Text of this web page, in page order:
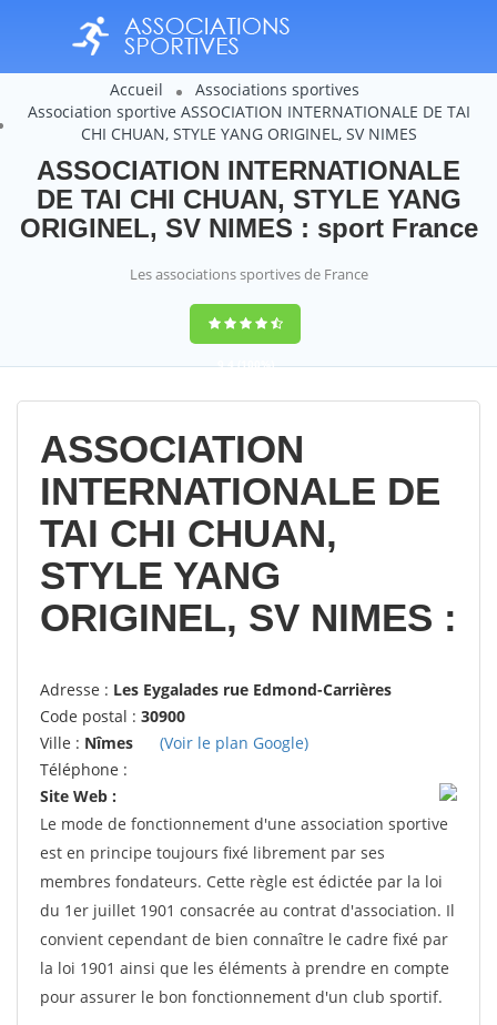
Accueil
Associations sportives
Association sportive ASSOCIATION INTERNATIONALE DE TAI
CHI CHUAN, STYLE YANG ORIGINEL, SV NIMES
ASSOCIATION INTERNATIONALE
DE TAI CHI CHUAN, STYLE YANG
ORIGINEL, SV NIMES : sport France
Les associations sportives de France
9,4(100%)
14358votes
ASSOCIATION
INTERNATIONALE DE
TAI CHI CHUAN,
STYLE YANG
ORIGINEL, SV NIMES :
Adresse : Les Eygalades rue Edmond-Carrières
Code postal : 30900
Ville : Nîmes
(Voir le plan Google)
Téléphone :
Site Web :
Le mode de fonctionnement d'une association sportive
est en principe toujours fixé librement par ses
membres fondateurs. Cette règle est édictée par la loi
du 1er juillet 1901 consacrée au contrat d'association. Il
convient cependant de bien connaître le cadre fixé par
la loi 1901 ainsi que les éléments à prendre en compte
pour assurer le bon fonctionnement d'un club sportif.